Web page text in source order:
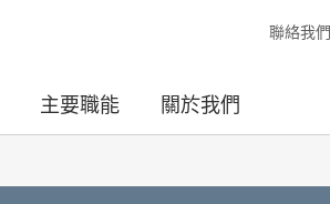
聯絡我們
主要職能 關於我們